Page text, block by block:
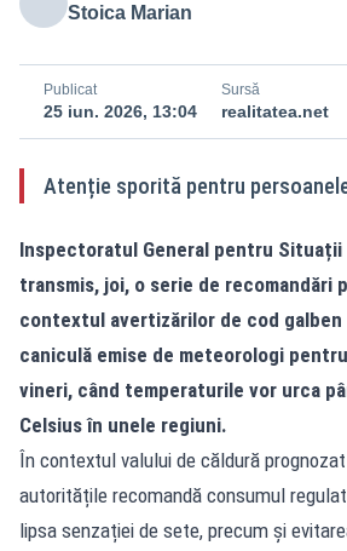
Stoica Marian
Publicat
25 iun. 2026, 13:04
Sursă
realitatea.net
Atenție sporită pentru
Inspectoratul General pentru Situații
transmis, joi, o serie de recomandări
contextul avertizărilor de cod
caniculă emise de meteorologi
vineri, când temperaturile vor urca
Celsius în unele regiuni.
În contextul valului de căldură
autoritățile recomandă consumul
lipsa senzației de sete, precum și